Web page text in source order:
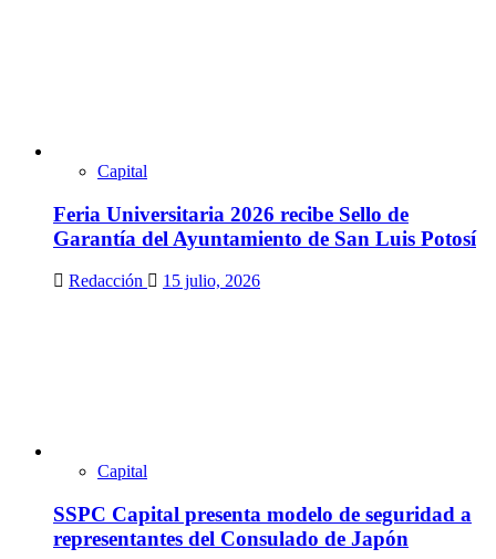
Capital
Feria Universitaria 2026 recibe Sello de
Garantía del Ayuntamiento de San Luis Potosí
Redacción 15 julio, 2026
Capital
SSPC Capital presenta modelo de seguridad a
representantes del Consulado de Japón